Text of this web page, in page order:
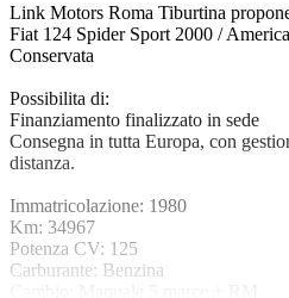
Link Motors Roma Tiburtina
Fiat 124 Spider Sport 2000 /
Conservata
Possibilita di:
Finanziamento finalizzato in sede
Consegna in tutta Europa, con
distanza.
Immatricolazione: 1980
Km: 34967
Potenza CV: 125
Carburante: Benzina